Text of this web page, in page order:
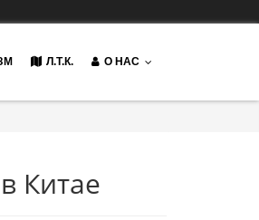
Л.Т.К. О НАС
Китае